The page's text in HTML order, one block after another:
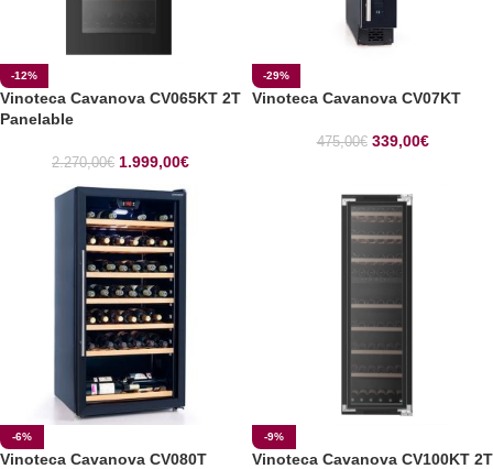
-12%
Vinoteca Cavanova CV065KT 2T
Panelable
2.270,00€ 1.999,00€
-29%
Vinoteca Cavanova CV07KT
475,00€ 339,00€
-6%
Vinoteca Cavanova CV080T
-9%
Vinoteca Cavanova CV100KT 2T